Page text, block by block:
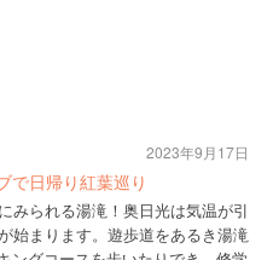
で日帰り紅葉巡り
みられる湯滝！奥日光は気温が引
始まります。遊歩道をあるき湯滝
2023年9月17日